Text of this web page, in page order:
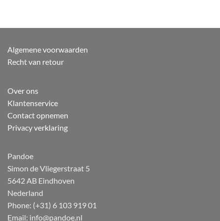
Algemene voorwaarden
Recht van retour
Over ons
Klantenservice
Contact opnemen
Privacy verklaring
Pandoe
Simon de Vliegerstraat 5
5642 AB Eindhoven
Nederland
Phone: (+31) 6 103 919 01
Email: info@pandoe.nl